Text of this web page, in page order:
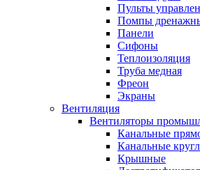
Пульты
Помпы
Панели
Сифоны
Теплоизоляция
Труба медная
Фреон
Экраны
Вентиляция
Вентиляторы
Канальные
Канальные
Крышные